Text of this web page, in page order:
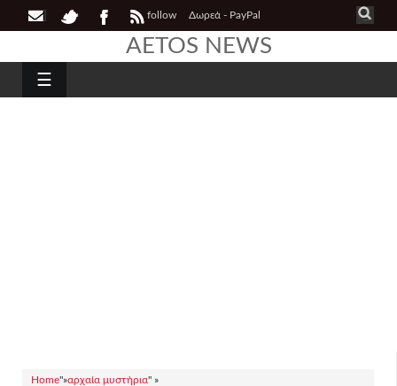
follow Δωρεά - PayPal
AETOS NEWS
☰
Home"»αρχαία μυστήρια" »